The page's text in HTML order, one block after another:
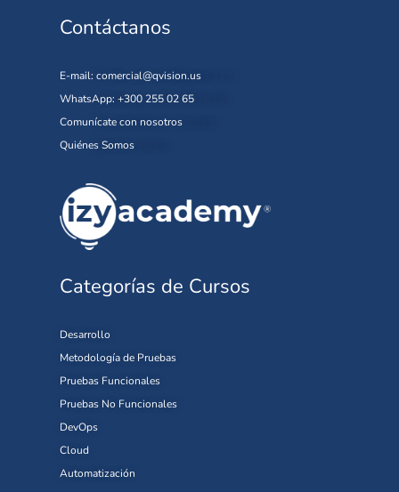
Contáctanos
E-mail: comercial@qvision.us
WhatsApp: +300 255 02 65
Comunícate con nosotros
Quiénes Somos
Categorías de Cursos
Desarrollo
Metodología de Pruebas
Pruebas Funcionales
Pruebas No Funcionales
DevOps
Cloud
Automatización